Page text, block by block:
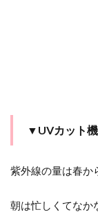
▼UVカット
紫外線の量は春か
朝は忙しくてなか